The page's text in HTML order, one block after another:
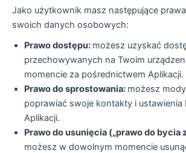
Jako użytkownik masz następujące
swoich danych osobowych:
Prawo dostępu: możesz uzyskać
przechowywanych na Twoim
momencie za pośrednictwem Aplikacji.
Prawo do sprostowania: możesz
poprawiać swoje kontakty i
Aplikacji.
Prawo do usunięcia („prawo do bycia
możesz w dowolnym momencie